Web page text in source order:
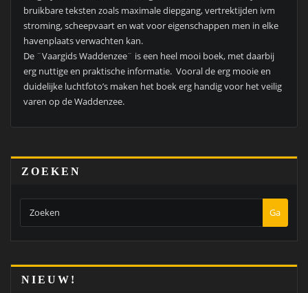
bruikbare teksten zoals maximale diepgang, vertrektijden ivm
stroming, scheepvaart en wat voor eigenschappen men in elke
havenplaats verwachten kan.
De ¨Vaargids Waddenzee¨ is een heel mooi boek, met daarbij
erg nuttige en praktische informatie. Vooral de erg mooie en
duidelijke luchtfoto’s maken het boek erg handig voor het veilig
varen op de Waddenzee.
ZOEKEN
Ga
NIEUW!